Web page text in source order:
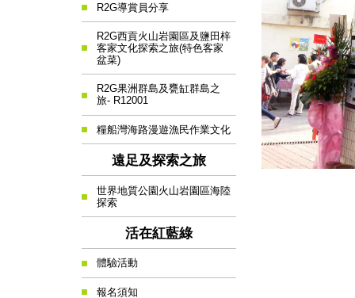
R2G導賞員分享
R2G西貢火山岩園區及鹽田梓
客家文化探索之旅(特色客家
盆菜)
R2G果洲群島及甕缸群島之
旅- R12001
糧船灣海路漫遊漁民作業文化
遠足及探索之旅
世界地質公園火山岩園區海陸
探索
活在紅藍綠
體驗活動
報名須知